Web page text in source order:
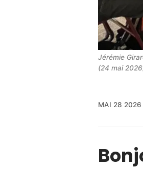
Jérémie
(24 mai
MAI 28 2026